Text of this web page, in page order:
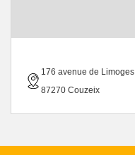
176 avenue de Limoges
87270 Couzeix